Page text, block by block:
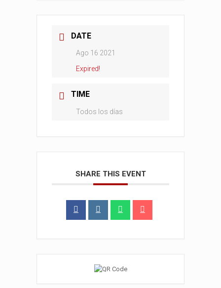
DATE
Ago 16 2021
Expired!
TIME
Todos los días
SHARE THIS EVENT